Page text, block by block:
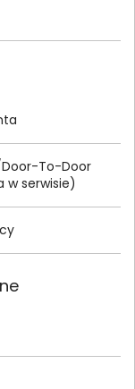
To-Door
w serwisie)